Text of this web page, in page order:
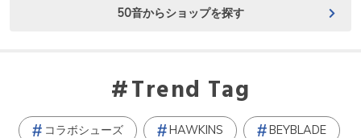
50音からショップを探す
Trend Tag
コラボシューズ HAWKINS BEYBLADE